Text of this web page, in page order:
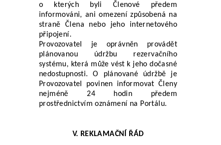
o kterých byli Členové předem
informováni, ani omezení způsobená na
straně Člena nebo jeho internetového
připojení.
Provozovatel je oprávněn provádět
plánovanou údržbu rezervačního
systému, která může vést k jeho dočasné
nedostupnosti. O plánované údržbě je
Provozovatel povinen informovat Členy
nejméně 24 hodin předem
prostřednictvím oznámení na Portálu.
V. REKLAMAČNÍ ŘÁD